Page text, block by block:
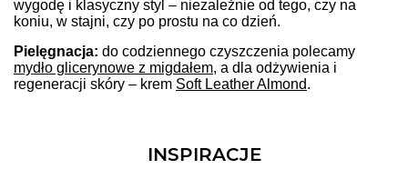
wygodę i klasyczny styl – niezależnie od tego, czy na
koniu, w stajni, czy po prostu na co dzień.
Pielęgnacja: do codziennego czyszczenia polecamy
mydło glicerynowe z migdałem, a dla odżywienia i
regeneracji skóry – krem Soft Leather Almond.
INSPIRACJE